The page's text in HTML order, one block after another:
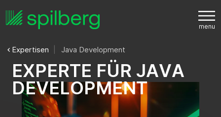
Expertisen Java Development
EXPERTE FÜR JAVA
DEVELOPMENT